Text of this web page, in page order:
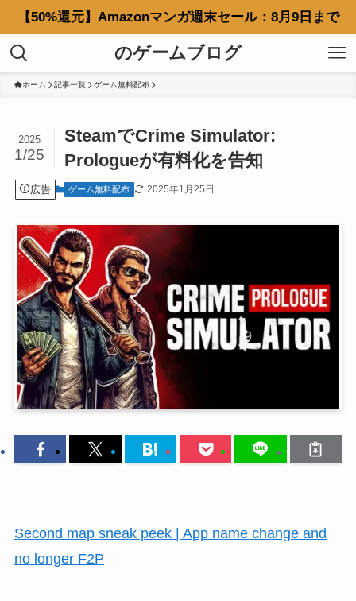
【50%還元】Amazonマンガ週末セール：8月9日まで
のゲームブログ
ホーム 記事一覧 ゲーム無料配布
SteamでCrime Simulator:
Prologueが有料化を告知
2025
1/25
広告 ゲーム無料配布 2025年1月25日
Second map sneak peek | App name change and
no longer F2P